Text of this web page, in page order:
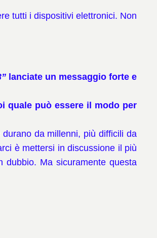
tutti i dispositivi elettronici. Non
lanciate un messaggio forte e
quale può essere il modo per
da millenni, più difficili da
è mettersi in discussione il più
dubbio. Ma sicuramente questa